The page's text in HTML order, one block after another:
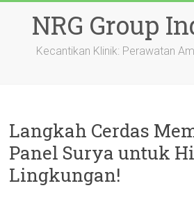
contentNRG Group
Kecantikan Klinik: Perawatan
Langkah Cerdas
Panel Surya untuk
Lingkungan!